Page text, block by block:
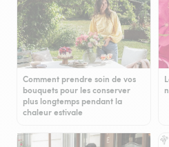
Comment prendre soin de vos
bouquets pour les conserver
plus longtemps pendant la
chaleur estivale